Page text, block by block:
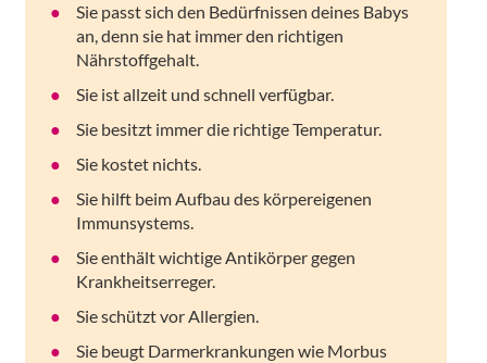
Sie passt sich den Bedürfnissen deines Babys
an, denn sie hat immer den richtigen
Nährstoffgehalt.
Sie ist allzeit und schnell verfügbar.
Sie besitzt immer die richtige Temperatur.
Sie kostet nichts.
Sie hilft beim Aufbau des körpereigenen
Immunsystems.
Sie enthält wichtige Antikörper gegen
Krankheitserreger.
Sie schützt vor Allergien.
Sie beugt Darmerkrankungen wie Morbus